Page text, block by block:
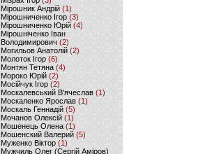
Мірошник Андрій(1)
Мірошниченко Ігор (3)
Мірошниченко Юрій(4)
Мірошніченко Іван
Володимирович (2)
Могильов Анатолій (2)
Молоток Ігор (6)
Монтян Тетяна (4)
Мороко Юрій(2)
Мосійчук Ігор (2)
Москалевський В'ячеслав (1)
Москаленко Ярослав (1)
Москаль Геннадій (5)
Мочанов Олексій(1)
Мошенець Олена(1)
Мошенский Валерий (5)
Муженко Віктор (1)
Мужчиль Олег (Сергій Аміров)